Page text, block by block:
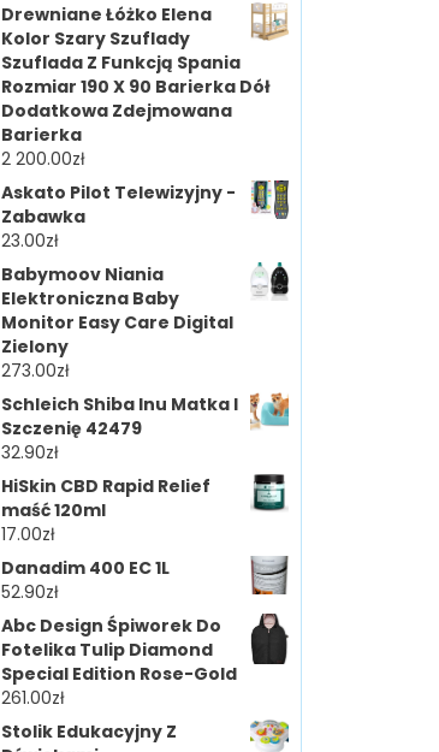
Drewniane Łóżko Elena
Kolor Szary Szuflady
Szuflada Z Funkcją Spania
Rozmiar 190 X 90 Barierka Dół
Dodatkowa Zdejmowana
Barierka
2 200.00zł
Askato Pilot Telewizyjny -
Zabawka
23.00zł
Babymoov Niania
Elektroniczna Baby
Monitor Easy Care Digital
Zielony
273.00zł
Schleich Shiba Inu Matka I
Szczenię 42479
32.90zł
HiSkin CBD Rapid Relief
maść 120ml
17.00zł
Danadim 400 EC 1L
52.90zł
Abc Design Śpiworek Do
Fotelika Tulip Diamond
Special Edition Rose-Gold
261.00zł
Stolik Edukacyjny Z